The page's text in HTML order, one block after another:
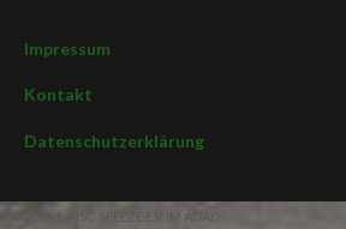
Impressum
Kontakt
Datenschutzerklärung
© 2026 1. MSC SEELZE E.V. IM ADAC